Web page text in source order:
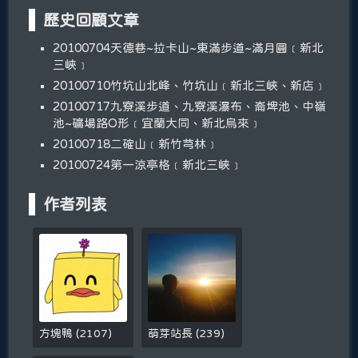
歷史回顧文章
20100704天德巷~拉卡山~東滿步道~滿月圓﹝新北
三峽﹞
20100710竹坑山北峰、竹坑山﹝新北三峽、新店﹞
20100717九寮溪步道、九寮溪瀑布、崙埤池、中嶺
池~礦場路O形﹝宜蘭大同、新北烏來﹞
20100718二確山﹝新竹芎林﹞
20100724第一涼亭格﹝新北三峽﹞
作者列表
方塊鴨(2107) 萌芽站長(239)